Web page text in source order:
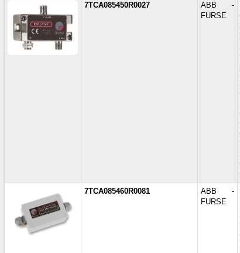
7TCA085450R0027
ABB -
FURSE
7TCA085460R0081
ABB -
FURSE